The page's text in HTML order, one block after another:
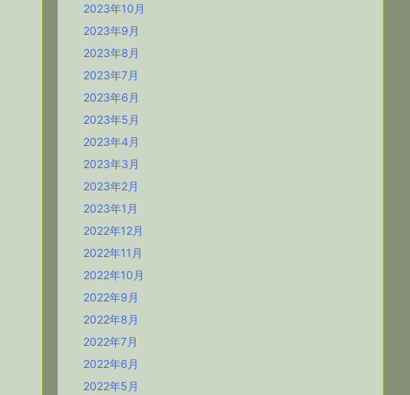
2023年10月
2023年9月
2023年8月
2023年7月
2023年6月
2023年5月
2023年4月
2023年3月
2023年2月
2023年1月
2022年12月
2022年11月
2022年10月
2022年9月
2022年8月
2022年7月
2022年6月
2022年5月